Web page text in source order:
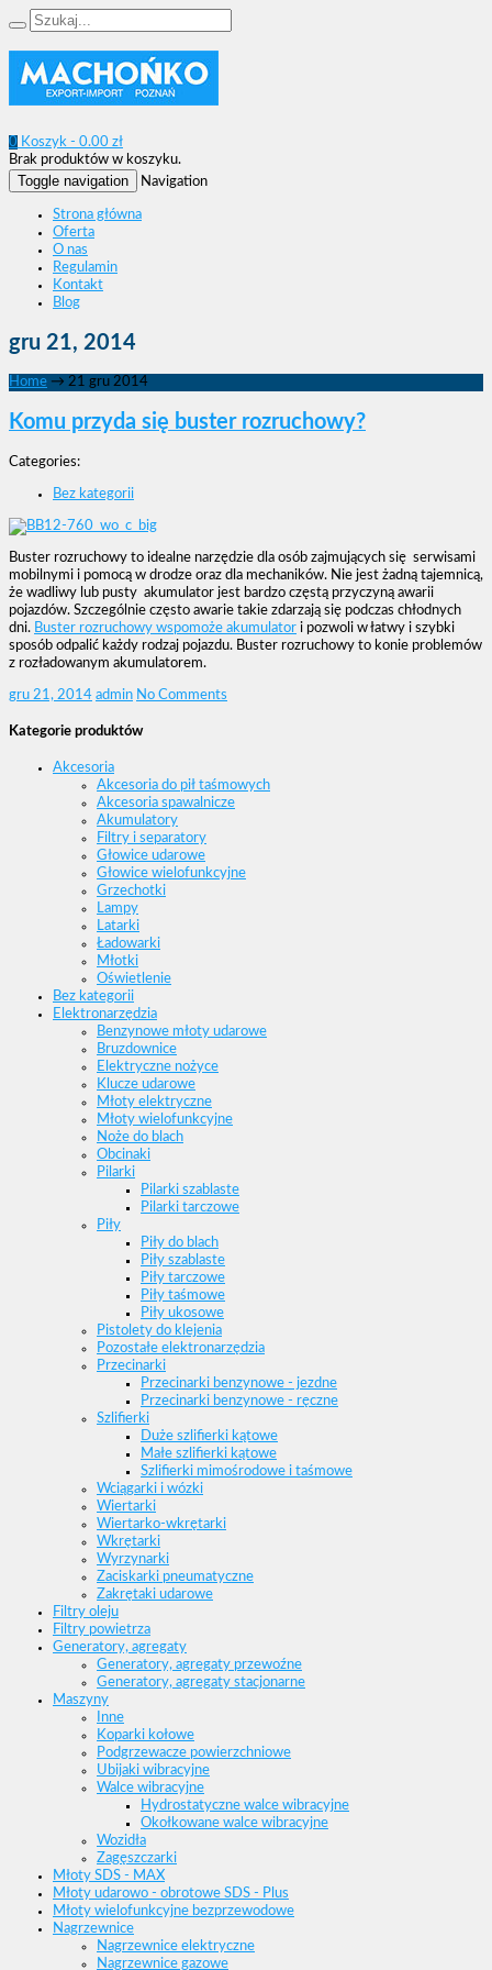
0 Koszyk - 0.00 zł
Brak produktów w koszyku.
Toggle navigation Navigation
Strona główna
Oferta
O nas
Regulamin
Kontakt
Blog
gru 21, 2014
Home → 21 gru 2014
Komu przyda się buster rozruchowy?
Categories:
Bez kategorii
Buster rozruchowy to idealne narzędzie dla osób zajmujących się serwisami
mobilnymi i pomocą w drodze oraz dla mechaników. Nie jest żadną tajemnicą,
że wadliwy lub pusty akumulator jest bardzo częstą przyczyną awarii
pojazdów. Szczególnie często awarie takie zdarzają się podczas chłodnych
dni. Buster rozruchowy wspomoże akumulator i pozwoli w łatwy i szybki
sposób odpalić każdy rodzaj pojazdu. Buster rozruchowy to konie problemów
z rozładowanym akumulatorem.
gru 21, 2014 admin No Comments
Kategorie produktów
Akcesoria
Akcesoria do pił taśmowych
Akcesoria spawalnicze
Akumulatory
Filtry i separatory
Głowice udarowe
Głowice wielofunkcyjne
Grzechotki
Lampy
Latarki
Ładowarki
Młotki
Oświetlenie
Bez kategorii
Elektronarzędzia
Benzynowe młoty udarowe
Bruzdownice
Elektryczne nożyce
Klucze udarowe
Młoty elektryczne
Młoty wielofunkcyjne
Noże do blach
Obcinaki
Pilarki
Pilarki szablaste
Pilarki tarczowe
Piły
Piły do blach
Piły szablaste
Piły tarczowe
Piły taśmowe
Piły ukosowe
Pistolety do klejenia
Pozostałe elektronarzędzia
Przecinarki
Przecinarki benzynowe - jezdne
Przecinarki benzynowe - ręczne
Szlifierki
Duże szlifierki kątowe
Małe szlifierki kątowe
Szlifierki mimośrodowe i taśmowe
Wciągarki i wózki
Wiertarki
Wiertarko-wkrętarki
Wkrętarki
Wyrzynarki
Zaciskarki pneumatyczne
Zakrętaki udarowe
Filtry oleju
Filtry powietrza
Generatory, agregaty
Generatory, agregaty przewoźne
Generatory, agregaty stacjonarne
Maszyny
Inne
Koparki kołowe
Podgrzewacze powierzchniowe
Ubijaki wibracyjne
Walce wibracyjne
Hydrostatyczne walce wibracyjne
Okołkowane walce wibracyjne
Wozidła
Zagęszczarki
Młoty SDS - MAX
Młoty udarowo - obrotowe SDS - Plus
Młoty wielofunkcyjne bezprzewodowe
Nagrzewnice
Nagrzewnice elektryczne
Nagrzewnice gazowe